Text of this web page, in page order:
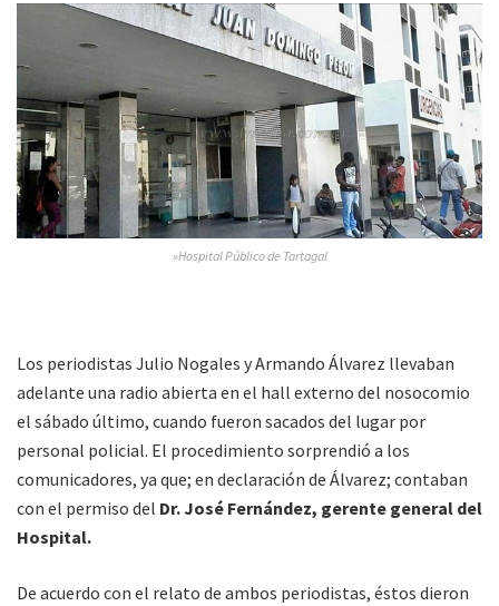
»Hospital Público de Tartagal
Los periodistas Julio Nogales y Armando Álvarez llevaban
adelante una radio abierta en el hall externo del nosocomio
el sábado último, cuando fueron sacados del lugar por
personal policial. El procedimiento sorprendió a los
comunicadores, ya que; en declaración de Álvarez; contaban
con el permiso del Dr. José Fernández, gerente general del
Hospital.
De acuerdo con el relato de ambos periodistas, éstos dieron